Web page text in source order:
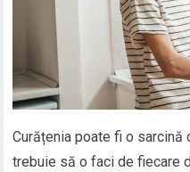
Curățenia poate fi o sarcină
trebuie să o faci de fiecare